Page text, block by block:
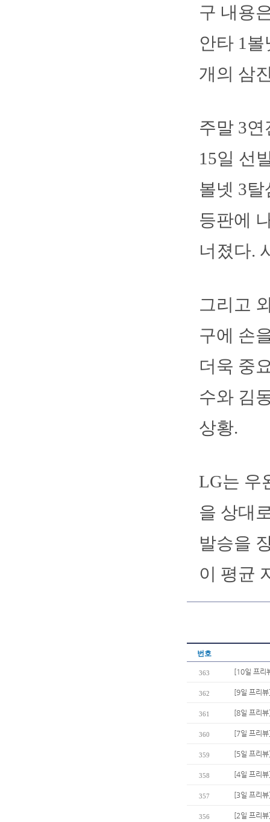
구 내용
안타 1
개의 삼
주말 3
15일 선
볼넷 3
등판에
너졌다.
그리고
구에 손
더욱 중
수와 김
상황.
LG는 우
을 상대
발승을
이 평균
번호
363 [10일 프리
362 [9일 프리
361 [8일 프리
360 [7일 프리
359 [5일 프리
358 [4일 프리
357 [3일 프리
356 [2일 프리